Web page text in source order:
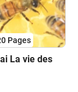
Pages